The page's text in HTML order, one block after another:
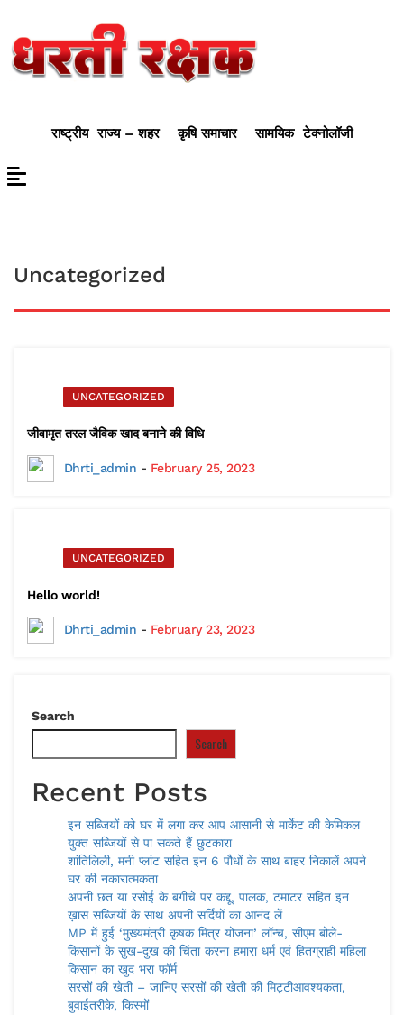
राष्ट्रीय राज्य – शहर कृषि समाचार सामयिक टेक्नोलॉजी
Uncategorized
UNCATEGORIZED
जीवामृत तरल जैविक खाद बनाने की विधि
Dhrti_admin - February 25, 2023
UNCATEGORIZED
Hello world!
Dhrti_admin - February 23, 2023
Search
Search
Recent Posts
इन सब्जियों को घर में लगा कर आप आसानी से मार्केट की केमिकल
युक्त सब्जियों से पा सकते हैं छुटकारा
शांतिलिली, मनी प्लांट सहित इन 6 पौधों के साथ बाहर निकालें अपने
घर की नकारात्मकता
अपनी छत या रसोई के बगीचे पर कद्दू, पालक, टमाटर सहित इन
ख़ास सब्जियों के साथ अपनी सर्दियों का आनंद लें
MP में हुई ‘मुख्यमंत्री कृषक मित्र योजना’ लॉन्च, सीएम बोले-
किसानों के सुख-दुख की चिंता करना हमारा धर्म एवं हितग्राही महिला
किसान का खुद भरा फॉर्म
सरसों की खेती – जानिए सरसों की खेती की मिट्टीआवश्यकता,
बुवाईतरीके, किस्मों